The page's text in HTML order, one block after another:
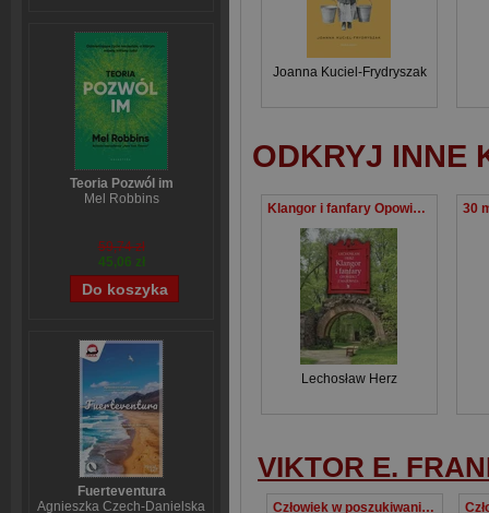
Teoria Pozwól im
Mel Robbins
59,74 zł
45,06 zł
Fuerteventura
Agnieszka Czech-Danielska
Joanna Kuciel-Frydryszak
ODKRYJ INNE
Klangor i fanfary Opowieści z Mazowsza
Lechosław Herz
VIKTOR E.
Człowiek w poszukiwaniu sensu